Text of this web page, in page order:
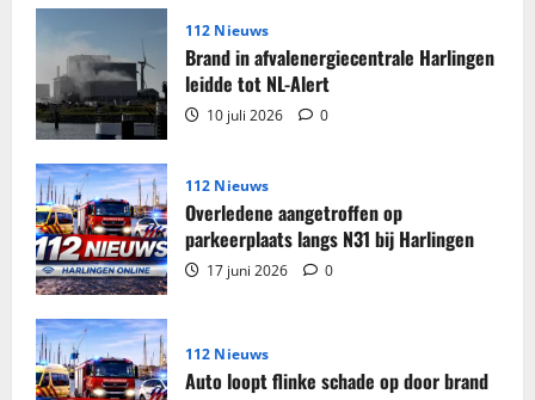
Grote
sigaretten
en
tabak
in
beslag
genomen
in
woning
Harlingen
112 Nieuws
Brand in afvalenergiecentrale Harlingen
leidde tot NL-Alert
10 juli 2026 0
112 Nieuws
Overledene aangetroffen op
parkeerplaats langs N31 bij Harlingen
17 juni 2026 0
112 Nieuws
Auto loopt flinke schade op door brand